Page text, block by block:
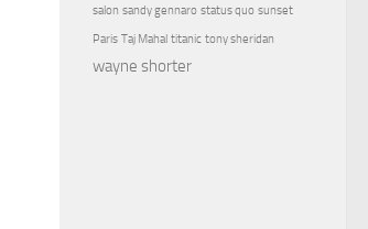
salon sandy gennaro status quo sunset
Paris Taj Mahal titanic tony sheridan
wayne shorter